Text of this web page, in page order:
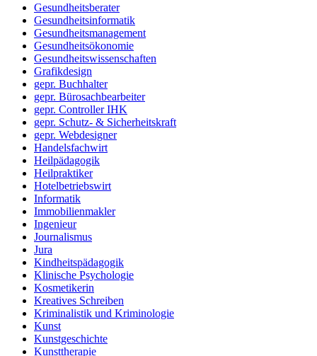
Gesundheitsberater
Gesundheitsinformatik
Gesundheitsmanagement
Gesundheitsökonomie
Gesundheitswissenschaften
Grafikdesign
gepr. Buchhalter
gepr. Bürosachbearbeiter
gepr. Controller IHK
gepr. Schutz- & Sicherheitskraft
gepr. Webdesigner
Handelsfachwirt
Heilpädagogik
Heilpraktiker
Hotelbetriebswirt
Informatik
Immobilienmakler
Ingenieur
Journalismus
Jura
Kindheitspädagogik
Klinische Psychologie
Kosmetikerin
Kreatives Schreiben
Kriminalistik und Kriminologie
Kunst
Kunstgeschichte
Kunsttherapie